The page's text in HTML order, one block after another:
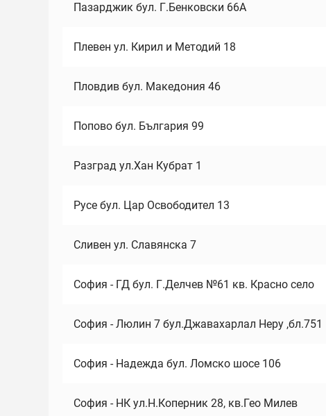
Пазарджик бул. Г.Бенковски 66А
Плевен ул. Кирил и Методий 18
Пловдив бул. Македония 46
Попово бул. България 99
Разград ул.Хан Кубрат 1
Русе бул. Цар Освободител 13
Сливен ул. Славянска 7
София - ГД бул. Г.Делчев №61 кв. Красно село
София - Люлин 7 бул.Джавахарлал Неру ,бл.751
София - Надежда бул. Ломско шосе 106
София - НК ул.Н.Коперник 28, кв.Гео Милев